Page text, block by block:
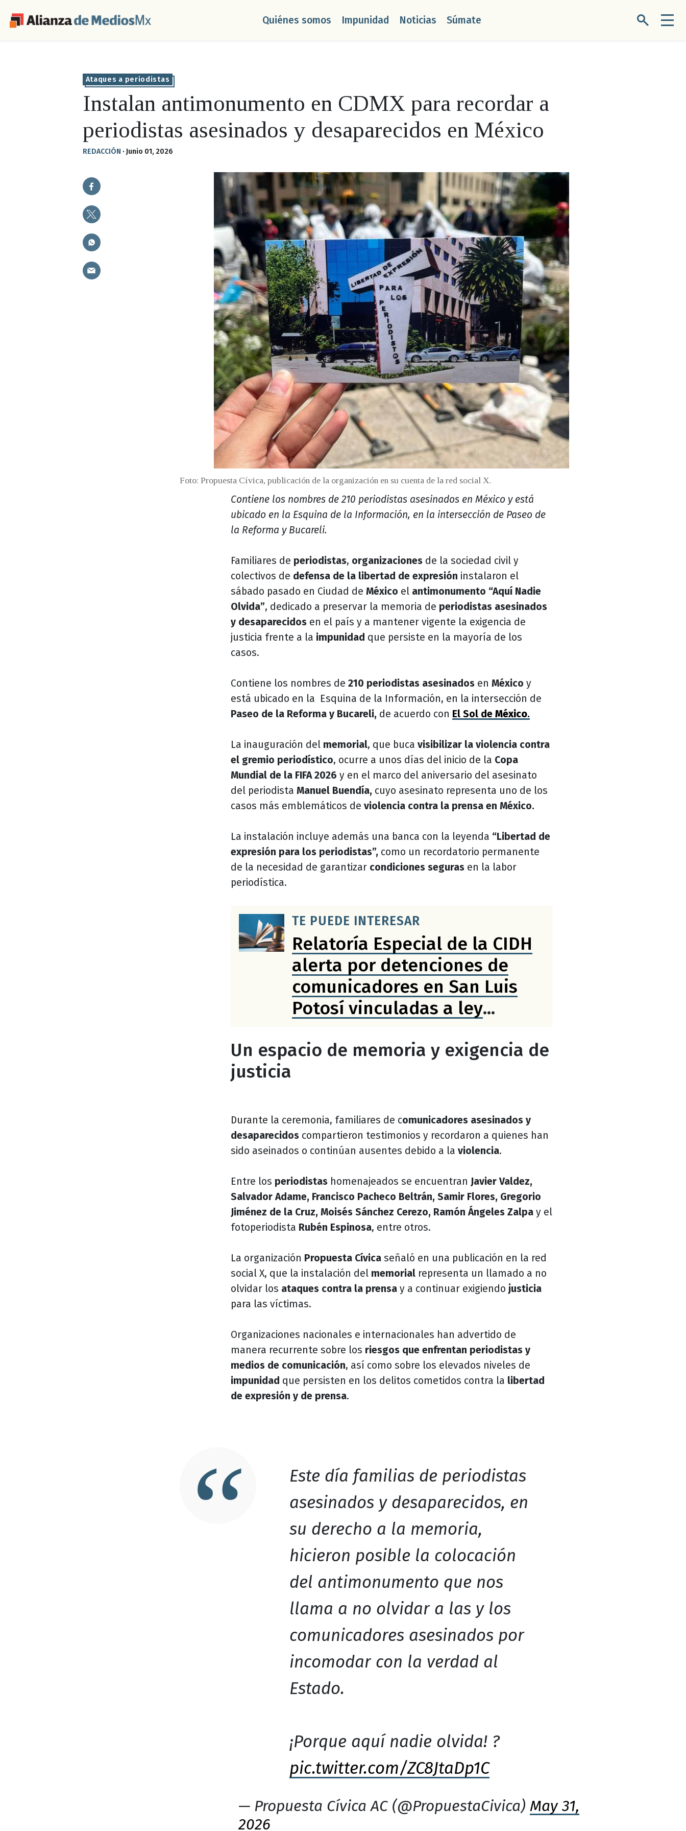
Quiénes somos Impunidad Noticias Súmate
Ataques a periodistas
Instalan antimonumento en CDMX para recordar a
periodistas asesinados y desaparecidos en México
REDACCIÓN · Junio 01, 2026
Foto: Propuesta Cívica, publicación de la organización en su cuenta de la red social X.
Contiene los nombres de 210 periodistas asesinados en México y está
ubicado en la Esquina de la Información, en la intersección de Paseo de
la Reforma y Bucareli.
Familiares de periodistas, organizacionesde la sociedad civil y
colectivos de defensa de la libertad de expresión instalaron el
sábado pasado en Ciudad de México el antimonumento “Aquí Nadie
Olvida”, dedicado a preservar la memoria de periodistas asesinados
y desaparecidosen el país y a mantener vigente la exigencia de
justicia frente a la impunidad que persiste en la mayoría de los
casos.
Contiene los nombres de 210 periodistas asesinadosen México y
está ubicado en la Esquina de la Información, en la intersección de
Paseo de la Reforma y Bucareli,de acuerdo con El Sol de México.
La inauguración del memorial, que buca visibilizar la violencia contra
el gremio periodístico, ocurre a unos días del inicio de la Copa
Mundial de la FIFA 2026 y en el marco del aniversario del asesinato
del periodista Manuel Buendía,cuyo asesinato representa uno de los
casos más emblemáticos de violencia contra la prensa en México.
La instalación incluye además una banca con la leyenda “Libertad de
expresión para los periodistas”,como un recordatorio permanente
de la necesidad de garantizar condiciones segurasen la labor
periodística.
TE PUEDE INTERESAR
Relatoría Especial de la CIDH
alerta por detenciones de
comunicadores en San Luis
Potosí vinculadas a ley
Un espacio de memoria y exigencia de
justicia
Durante la ceremonia, familiares de comunicadores asesinados y
desaparecidoscompartieron testimonios y recordaron a quienes han
sido aseinados o continúan ausentes debido a la violencia.
Entre los periodistashomenajeados se encuentran Javier Valdez,
Salvador Adame, Francisco Pacheco Beltrán, Samir Flores, Gregorio
Jiménez de la Cruz, Moisés Sánchez Cerezo, Ramón Ángeles Zalpay el
fotoperiodista Rubén Espinosa, entre otros.
La organización Propuesta Cívica señaló en una publicación en la red
social X, que la instalación del memorialrepresenta un llamado a no
olvidar los ataques contra la prensay a continuar exigiendo justicia
para las víctimas.
Organizaciones nacionales e internacionales han advertido de
manera recurrente sobre los riesgos que enfrentan periodistas y
medios de comunicación, así como sobre los elevados niveles de
impunidad que persisten en los delitos cometidos contra la libertad
de expresión y de prensa.
Este día familias de periodistas
asesinados y desaparecidos, en
su derecho a la memoria,
hicieron posible la colocación
del antimonumento que nos
llama a no olvidar a las y los
comunicadores asesinados por
incomodar con la verdad al
Estado.
¡Porque aquí nadie olvida! ?
pic.twitter.com/ZC8JtaDp1C
— Propuesta Cívica AC (@PropuestaCivica) May 31,
2026